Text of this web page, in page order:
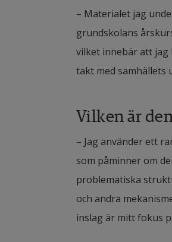
– Materialet jag
grundskolans
vilket innebär att jag
takt med samhällets
Vilken är
– Jag använder ett
som påminner om
problematiska
och andra
inslag är mitt fokus